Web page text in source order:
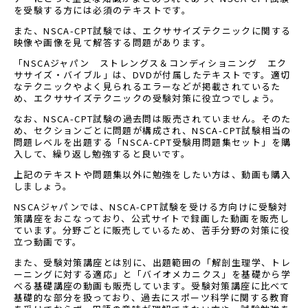
を受験する方には必須のテキストです。
また、NSCA-CPT試験では、エクササイズテクニックに関する
映像や画像を見て解答する問題があります。
「NSCAジャパン ストレングス＆コンディショニング エク
ササイズ・バイブル」は、DVDが付属したテキストです。適切
なテクニックやよく見られるエラーなどが掲載されているた
め、エクササイズテクニックの受験対策に役立つでしょう。
なお、NSCA-CPT試験の過去問は販売されていません。そのた
め、セクションごとに問題が構成され、NSCA-CPT試験相当の
問題レベルを出題する「NSCA-CPT受験用問題集セット」を購
入して、繰り返し勉強すると良いです。
上記のテキストや問題集以外に勉強をしたい方は、動画も購入
しましょう。
NSCAジャパンでは、NSCA-CPT試験を受ける方向けに受験対
策講座をおこなっており、公式サイトで録画した動画を販売し
ています。分野ごとに販売しているため、苦手分野の対策に役
立つ動画です。
また、受験対策講座とは別に、出題範囲の「解剖生理学、トレ
ーニングに対する適応」と「バイオメカニクス」を基礎から学
べる基礎講座の動画も販売しています。受験対策講座に比べて
基礎的な部分を扱っており、過去にスポーツ科学に関する教育